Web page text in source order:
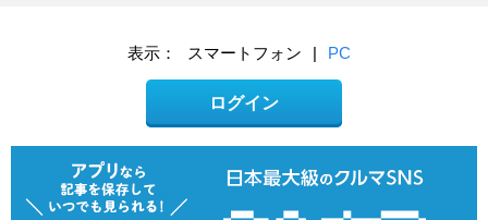
表示： スマートフォン | PC
ログイン